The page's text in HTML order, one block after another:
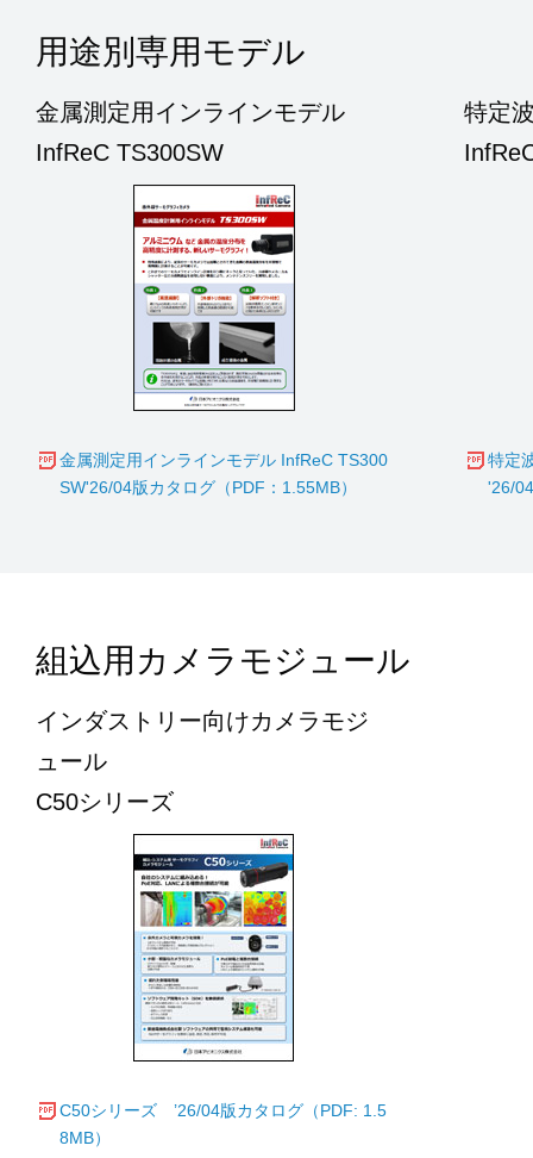
用途別専用モデル
金属測定用インラインモデル
InfReC TS300SW
金属測定用インラインモデル InfReC TS300
SW'26/04版カタログ（PDF：1.55MB）
特定
特定
'26/
組込用カメラモジュール
インダストリー向けカメラモジ
ュール
C50シリーズ
C50シリーズ ’26/04版カタログ（PDF: 1.5
8MB）